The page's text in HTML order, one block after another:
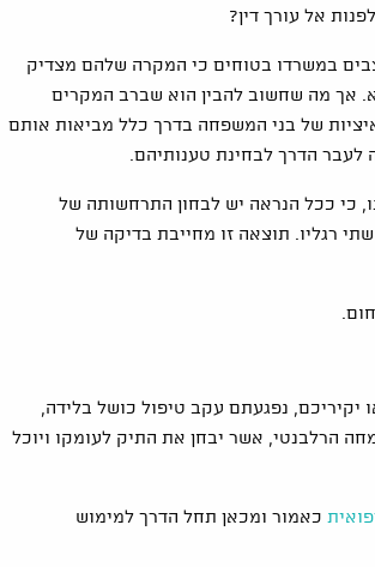
אל עורך דין?
במשרדו בטוחים כי המקרה שלהם מצדיק
לא. אך מה שחשוב להבין הוא שברב המקרים
של בני המשפחה בדרך כלל מביאות אותם
לעבר הדרך לבחינת טענותיהם.
כי ככל הנראה יש לבחון התרחשותה של
רגליו. תוצאה זו מחייבת בדיקה של
נפגעתם עקב טיפול כושל בלידה,
הרלבנטי, אשר יבחן את התיק לעומקו ויוכל
כאמור ומכאן תחל הדרך למימוש